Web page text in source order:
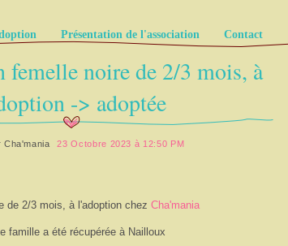
Présentation de l'association Contact
femelle noire de 2/3 mois, à
-> adoptée
Cha'mania 23 Octobre 2023 à 12:50 PM
de 2/3 mois, à l'adoption chez Cha'mania
famille a été récupérée à Nailloux